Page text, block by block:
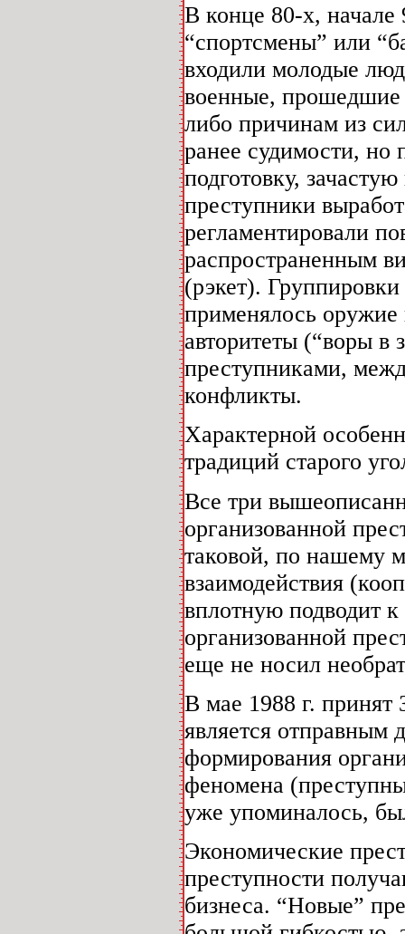
В конце 80-х, начале
“спортсмены” или
входили молодые
военные, прошедшие
либо причинам из
ранее судимости,
подготовку,
преступники
регламентировали
распространенным
(рэкет).
применялось оружие
авторитеты (“воры в
преступниками,
конфликты.
Характерной
традиций старого
Все три
организованной
таковой, по нашему
взаимодействия
вплотную подводит
организованной
еще не носил
В мае 1988 г.
является отправным
формирования
феномена
уже упоминалось,
Экономические
преступности
бизнеса. “Новые”